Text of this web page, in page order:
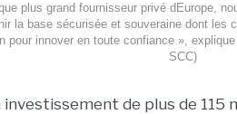
plus grand fournisseur privé dEurope,
la base sécurisée et souveraine dont les
pour innover en toute confiance »,
SCC)
investissement de plus de 115